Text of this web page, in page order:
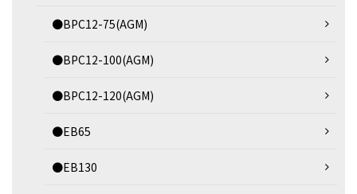
●BPC12-75(AGM)
●BPC12-100(AGM)
●BPC12-120(AGM)
●EB65
●EB130